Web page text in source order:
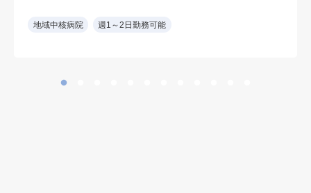
透視読影,一般内科外来(1コマ),ワク
地域中核病院 週1～2日勤務可能